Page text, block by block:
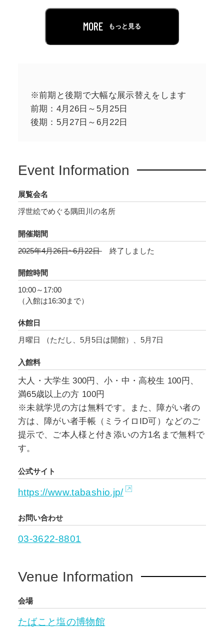
絵や美人画の背景やコマ絵などに小さく描いた
ものまでもあり、いかに隅田川が絵になる魅力
ど、浮世絵に描かれた魅力あふれる隅田川を紹
介します。
MORE もっと見る
※前期と後期で大幅な展示替えをします
前期：4月26日～5月25日
後期：5月27日～6月22日
Event Information
展覧会名
浮世絵でめぐる隅田川の名所
開催期間
2025年4月26日~6月22日
終了しました
開館時間
10:00～17:00
（入館は16:30まで）
休館日
月曜日 （ただし、5月5日は開館）、5月7日
入館料
大人・大学生 300円、小・中・高校生 100円、
満65歳以上の方 100円
※未就学児の方は無料です。また、障がい者の
方は、障がい者手帳（ミライロID可）などのご
提示で、ご本人様と付き添いの方1名まで無料で
す。
公式サイト
https://www.tabashio.jp/
お問い合わせ
03-3622-8801
Venue Information
会場
たばこと塩の博物館